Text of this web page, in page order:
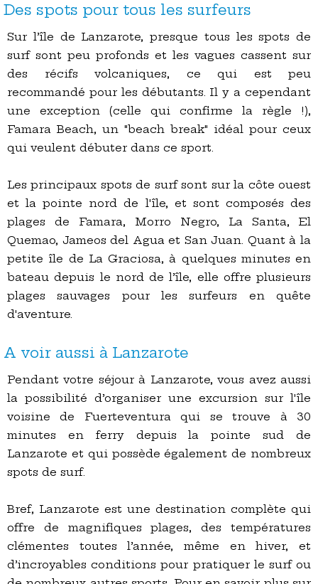
Des spots pour tous les surfeurs
Sur l’île de Lanzarote, presque tous les spots de
surf sont peu profonds et les vagues cassent sur
des récifs volcaniques, ce qui est peu
recommandé pour les débutants. Il y a cependant
une exception (celle qui confirme la règle !),
Famara Beach, un "beach break" idéal pour ceux
qui veulent débuter dans ce sport.
Les principaux spots de surf sont sur la côte ouest
et la pointe nord de l'île, et sont composés des
plages de Famara, Morro Negro, La Santa, El
Quemao, Jameos del Agua et San Juan. Quant à la
petite île de La Graciosa, à quelques minutes en
bateau depuis le nord de l’île, elle offre plusieurs
plages sauvages pour les surfeurs en quête
d'aventure.
A voir aussi à Lanzarote
Pendant votre séjour à Lanzarote, vous avez aussi
la possibilité d’organiser une excursion sur l'île
voisine de Fuerteventura qui se trouve à 30
minutes en ferry depuis la pointe sud de
Lanzarote et qui possède également de nombreux
spots de surf.
Bref, Lanzarote est une destination complète qui
offre de magnifiques plages, des températures
clémentes toutes l’année, même en hiver, et
d’incroyables conditions pour pratiquer le surf ou